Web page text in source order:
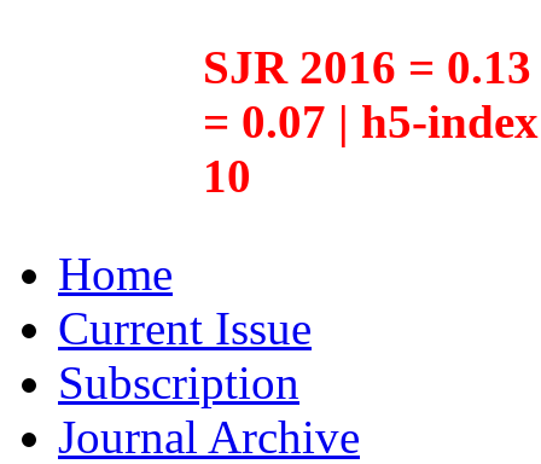
SJR 2016 =
= 0.07 | h5-
10
Home
Current Issue
Subscription
Journal Archive